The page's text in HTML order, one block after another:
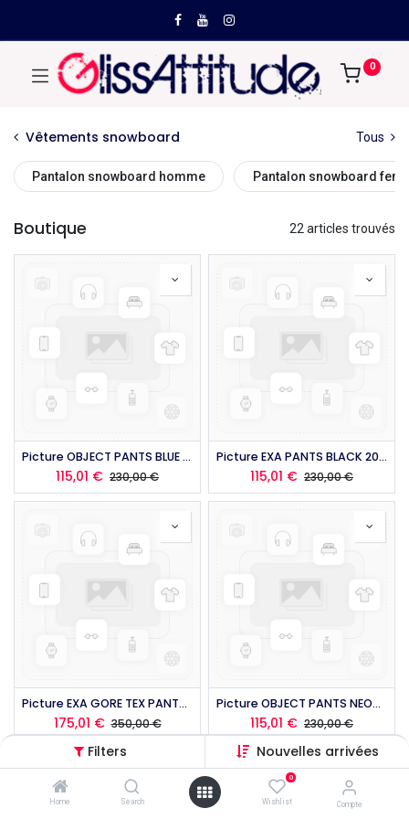
Filters Nouvelles arrivées
Home Search
0
Wishlist Compte
0
Vêtements snowboard Tous
Pantalon snowboard homme Pantalon snowboard
Boutique 22 articles trouvés
Picture OBJECT PANTS BLUE 2026
115,01 € 230,00€
Picture EXA PANTS BLACK 2026
115,01 € 230,00€
Picture EXA GORE TEX PANTS PINK 2026
175,01 € 350,00€
Picture OBJECT PANTS NEON 2026
115,01 € 230,00€